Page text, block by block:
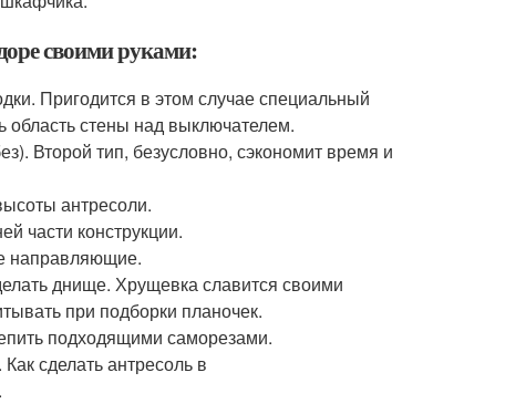
своими руками:
Пригодится в этом случае специальный
область стены над выключателем.
Второй тип, безусловно, сэкономит время и
антресоли.
части конструкции.
направляющие.
днище. Хрущевка славится своими
при подборки планочек.
подходящими саморезами.